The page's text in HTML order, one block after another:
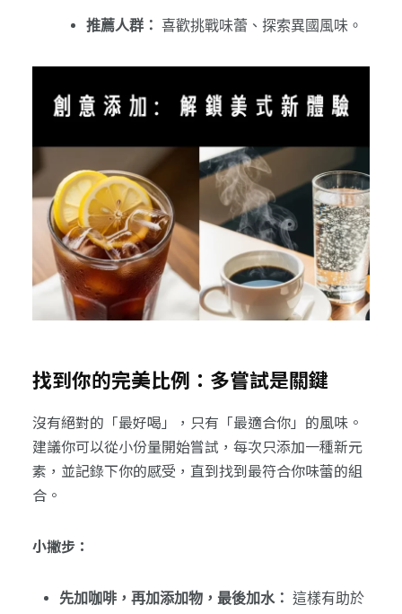
推薦人群： 喜歡挑戰味蕾、探索異國風味。
找到你的完美比例：多嘗試是關鍵
沒有絕對的「最好喝」，只有「最適合你」的風味。
建議你可以從小份量開始嘗試，每次只添加一種新元
素，並記錄下你的感受，直到找到最符合你味蕾的組
合。
小撇步：
先加咖啡，再加添加物，最後加水： 這樣有助於